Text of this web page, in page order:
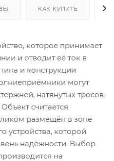
КАК КУПИТЬ
которое принимает
и отводит её ток в
и конструкции
могут
натянутых тросов
считается
размещён в зоне
устройства, которой
надёжности. Выбор
на